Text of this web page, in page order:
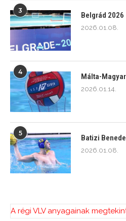
3
Belgrád 2026
2026.01.08.
4
Málta-
2026.01.14.
5
Batizi
2026.01.08.
A régi VLV anyagainak